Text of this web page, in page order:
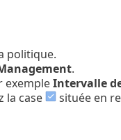
politique.
.
exempleIntervalle
la case située en